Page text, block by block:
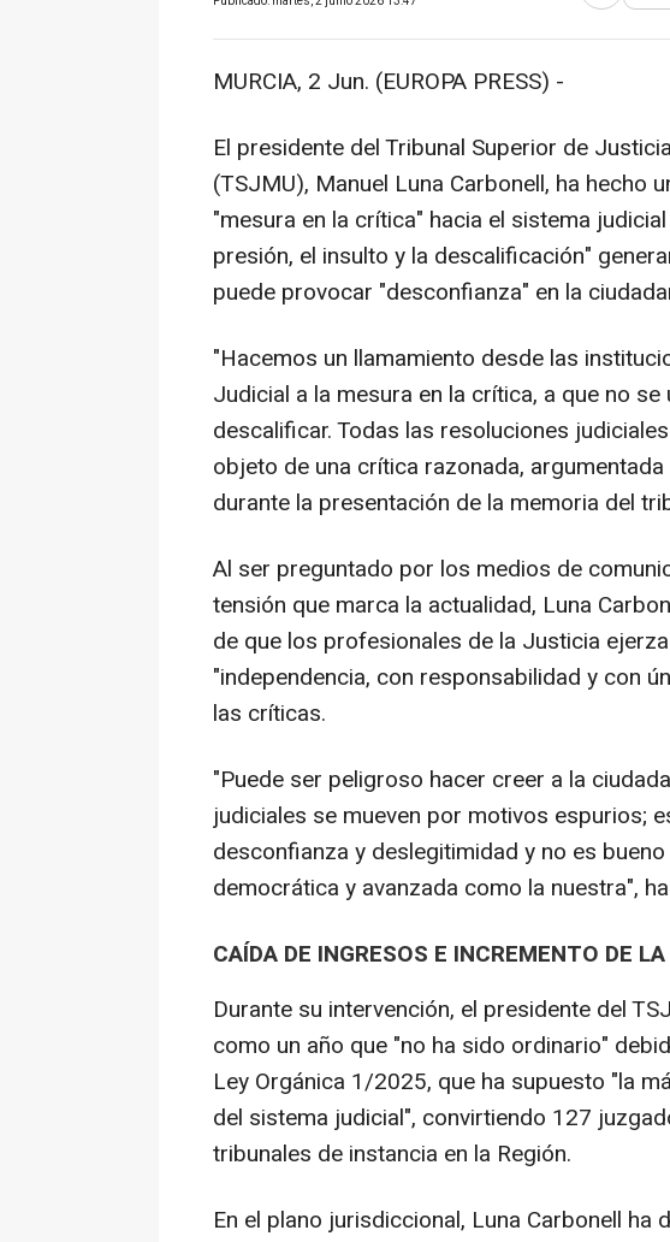
MURCIA, 2 Jun. (EUROPA PRESS) -
El presidente del Tribunal Superior de
(TSJMU), Manuel Luna Carbonell, ha hecho
"mesura en la crítica" hacia el sistema
presión, el insulto y la descalificación"
puede provocar "desconfianza" en la
"Hacemos un llamamiento desde las
Judicial a la mesura en la crítica, a que no
descalificar. Todas las resoluciones
objeto de una crítica razonada,
durante la presentación de la memoria del
Al ser preguntado por los medios de
tensión que marca la actualidad, Luna
de que los profesionales de la Justicia
"independencia, con responsabilidad y con
las críticas.
"Puede ser peligroso hacer creer a la
judiciales se mueven por motivos espurios;
desconfianza y deslegitimidad y no es
democrática y avanzada como la nuestra",
CAÍDA DE INGRESOS E INCREMENTO DE
Durante su intervención, el presidente del
como un año que "no ha sido ordinario"
Ley Orgánica 1/2025, que ha supuesto "la
del sistema judicial", convirtiendo 127
tribunales de instancia en la Región.
En el plano jurisdiccional, Luna Carbonell ha